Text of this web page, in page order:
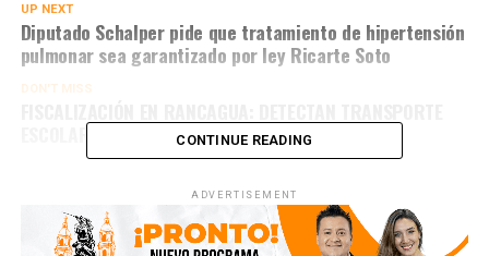
UP NEXT
Diputado Schalper pide que tratamiento de hipertensión
pulmonar sea garantizado por ley Ricarte Soto
DON'T MISS
ESCOLAR IRREGULAR Y MAL USO DE CICLOVÍAS
CONTINUE READING
ADVERTISEMENT